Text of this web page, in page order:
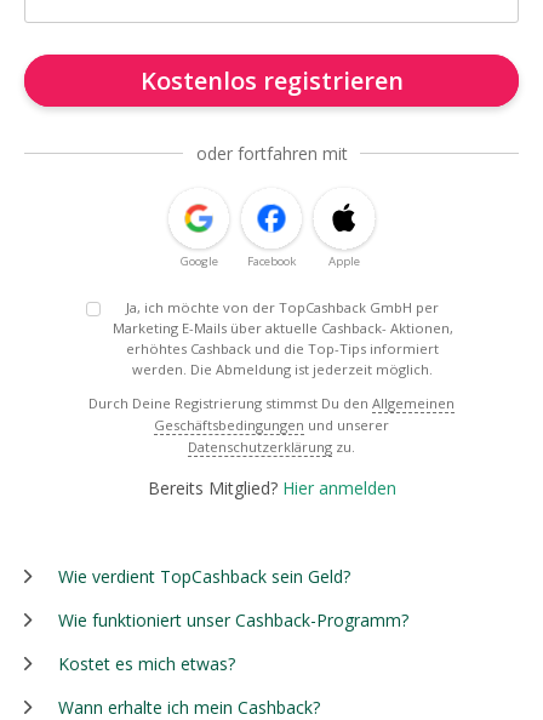
Kostenlos registrieren
oder fortfahren mit
Google Facebook Apple
Ja, ich möchte von der TopCashback GmbH per
Marketing E-Mails über aktuelle Cashback- Aktionen,
erhöhtes Cashback und die Top-Tips informiert
werden. Die Abmeldung ist jederzeit möglich.
Durch Deine Registrierung stimmst Du den Allgemeinen
Geschäftsbedingungen und unserer
Datenschutzerklärung zu.
Bereits Mitglied? Hier anmelden
Wie verdient TopCashback sein Geld?
Wie funktioniert unser Cashback-Programm?
Kostet es mich etwas?
Wann erhalte ich mein Cashback?